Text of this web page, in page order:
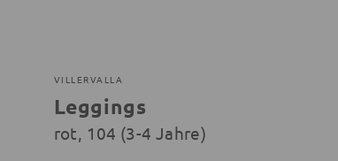
VILLERVALLA
Leggings
rot, 104 (3-4 Jahre)